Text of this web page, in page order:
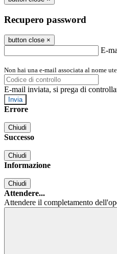
Recupero password
button close ×
E-
Non hai una e-mail associata al nome
E-mail inviata, si prega di
Errore
Chiudi
Successo
Chiudi
Informazione
Chiudi
Attendere...
Attendere il completamento